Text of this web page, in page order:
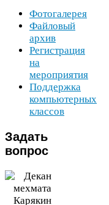
Фотогалерея
Файловый
архив
Регистрация
на
мероприятия
Поддержка
компьютерных
классов
Задать
вопрос